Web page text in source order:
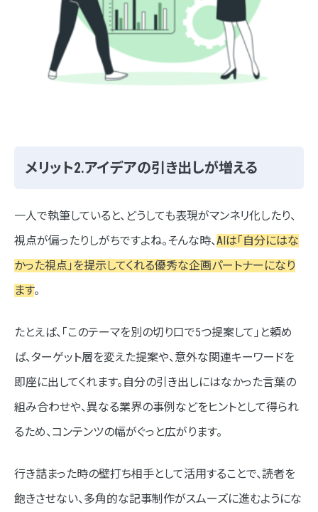
メリット2.アイデアの引き出しが増える
一人で執筆していると、どうしても表現がマンネリ化したり、
視点が偏ったりしがちですよね。そんな時、AIは「自分にはな
かった視点」を提示してくれる優秀な企画パートナーになり
ます。
たとえば、「このテーマを別の切り口で5つ提案して」と頼め
ば、ターゲット層を変えた提案や、意外な関連キーワードを
即座に出してくれます。自分の引き出しにはなかった言葉の
組み合わせや、異なる業界の事例などをヒントとして得られ
るため、コンテンツの幅がぐっと広がります。
行き詰まった時の壁打ち相手として活用することで、読者を
飽きさせない、多角的な記事制作がスムーズに進むようにな